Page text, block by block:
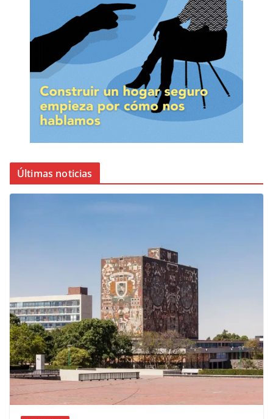
Últimas noticias